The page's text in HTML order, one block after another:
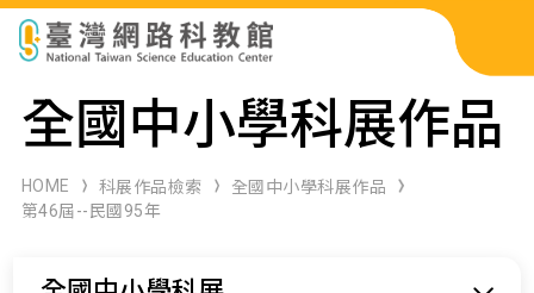
科展作品檢索
科學研習月刊
全國中小學科展作品
HOME 科展作品檢索
全國中小學科展作品
第46屆--民國95年